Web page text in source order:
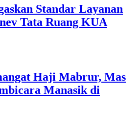
Standar Layanan
Tata Ruang KUA
Haji Mabrur, Mas
Manasik di